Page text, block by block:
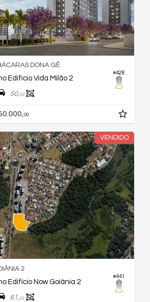
#428
DONA GÊ
Edifício Vida Milão 2
50,00
00
VENDIDO
#441
2
Edifício Now Goiânia 2
61,00